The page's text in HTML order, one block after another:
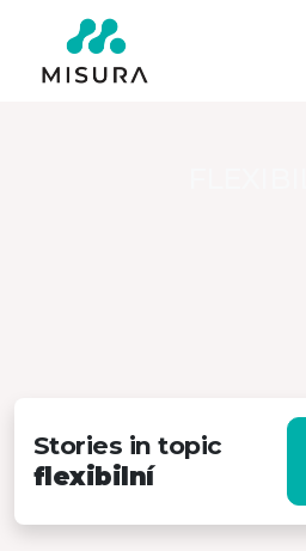
Stories in topic
flexibilní